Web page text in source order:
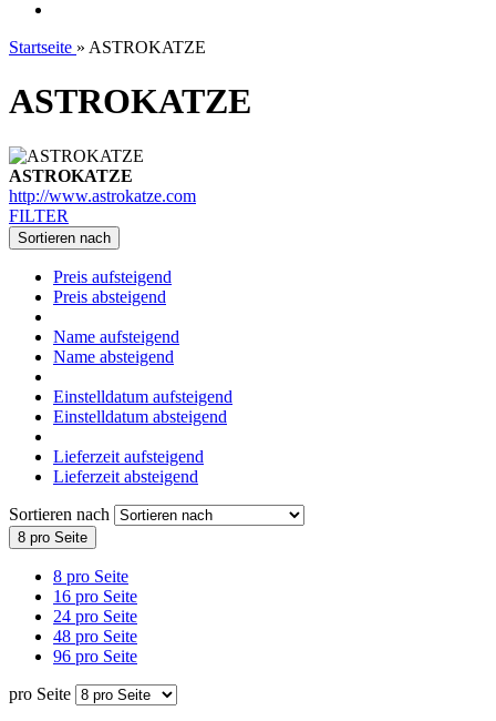
Startseite » ASTROKATZE
ASTROKATZE
ASTROKATZE
http://www.astrokatze.com
FILTER
Sortieren nach
Preis aufsteigend
Preis absteigend
Name aufsteigend
Name absteigend
Einstelldatum aufsteigend
Einstelldatum absteigend
Lieferzeit aufsteigend
Lieferzeit absteigend
Sortieren nach
8 pro Seite
8 pro Seite
16 pro Seite
24 pro Seite
48 pro Seite
96 pro Seite
pro Seite